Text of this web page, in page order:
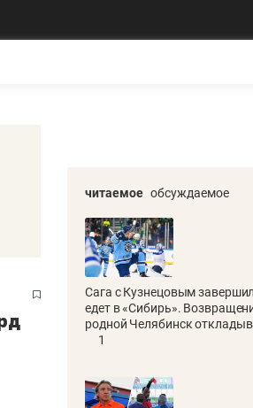
читаемое обсуждаемое
Сага с Кузнецовым
едет в «Сибирь».
родной Челябинск
1